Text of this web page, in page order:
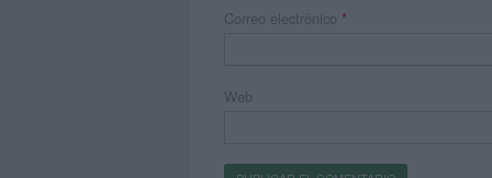
Correo electrónico *
Web